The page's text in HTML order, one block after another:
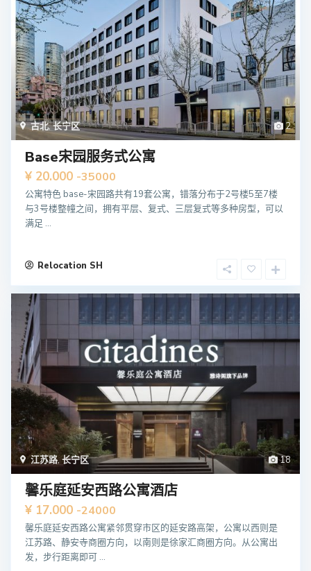
2
古北,长宁区
Base宋园服务式公寓
¥ 20.000 -35000
公寓特色 base-宋园路共有19套公寓，错落分布于2号楼5至7楼
与3号楼整幢之间，拥有平层、复式、三层复式等多种房型，可以
满足 ...
Relocation SH
18
江苏路,长宁区
馨乐庭延安西路公寓酒店
¥ 17.000 -24000
馨乐庭延安西路公寓紧邻贯穿市区的延安路高架，公寓以西则是
江苏路、静安寺商圈方向，以南则是徐家汇商圈方向。从公寓出
发，步行距离即可 ...